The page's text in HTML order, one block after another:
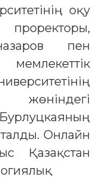
оқу
пен
Онлайн
Қазақстан